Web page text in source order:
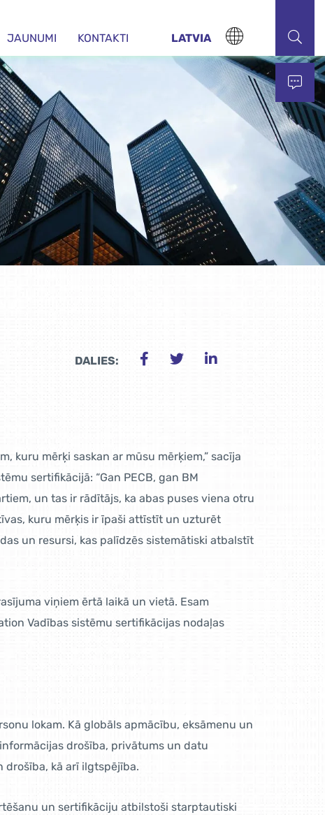
JAUNUMI KONTAKTI LATVIA
DALIES:
kuru mērķi saskan ar mūsu mērķiem,” sacīja
sertifikācijā: “Gan PECB, gan BM
un tas ir rādītājs, ka abas puses viena otru
kuru mērķis ir īpaši attīstīt un uzturēt
un resursi, kas palīdzēs sistemātiski atbalstīt
viņiem ērtā laikā un vietā. Esam
Vadības sistēmu sertifikācijas nodaļas
lokam. Kā globāls apmācību, eksāmenu un
drošība, privātums un datu
kā arī ilgtspējība.
un sertifikāciju atbilstoši starptautiski